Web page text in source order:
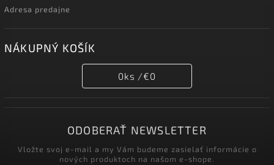
Adresa predajne
NÁKUPNÝ KOŠÍK
0ks /€0
ODOBERAŤ NEWSLETTER
Vložte svoj e-mail a my Vám budeme zasielať informácie o
nových produktoch na našom e-shope.